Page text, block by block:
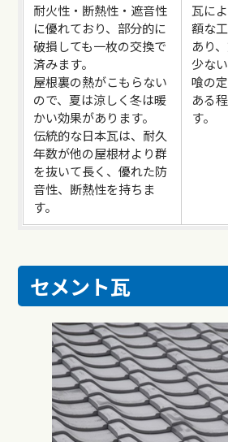
耐火性・断熱性・遮音性
に優れており、部分的に
破損しても一枚の交換で
済みます。
屋根裏の熱がこもらない
ので、夏は涼しく冬は暖
かい効果があります。
伝統的な日本瓦は、耐久
年数が他の屋根材より群
を抜いて長く、優れた防
音性、断熱性を持ちま
す。
瓦に
額な
あり
少な
喰の
ある
す。
セメント瓦